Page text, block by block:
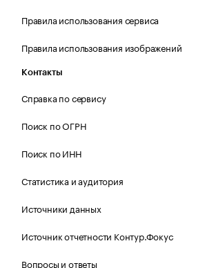
Правила использования сервиса
Правила использования изображений
Контакты
Справка по сервису
Поиск по ОГРН
Поиск по ИНН
Статистика и аудитория
Источники данных
Источник отчетности Контур.Фокус
Вопросы и ответы